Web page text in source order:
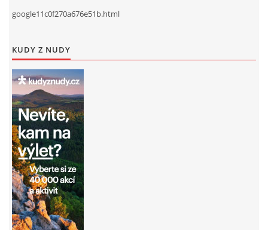
google11c0f270a676e51b.html
KUDY Z NUDY